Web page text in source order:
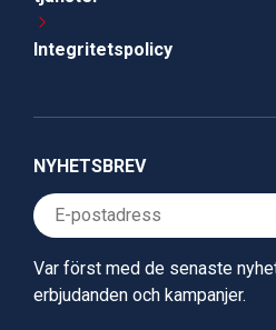
Integritetspolicy
NYHETSBREV
Var först med de senaste
erbjudanden och kampanjer.